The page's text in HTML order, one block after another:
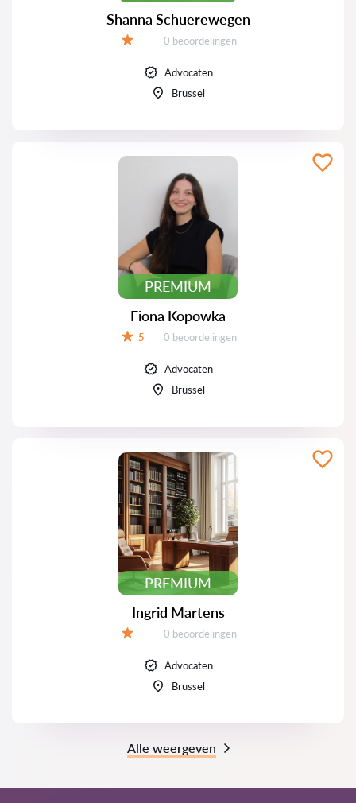
Shanna Schuerewegen
Beoordelingen:
0 beoordelingen
Advocaten
Brussel
PREMIUM
Fiona Kopowka
5 Beoordelingen:
0 beoordelingen
Advocaten
Brussel
PREMIUM
Ingrid Martens
Beoordelingen:
0 beoordelingen
Advocaten
Brussel
Alle weergeven